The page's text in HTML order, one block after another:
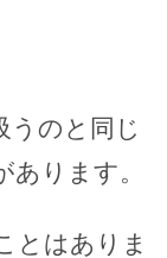
うのと同じ
ります。
とはありま